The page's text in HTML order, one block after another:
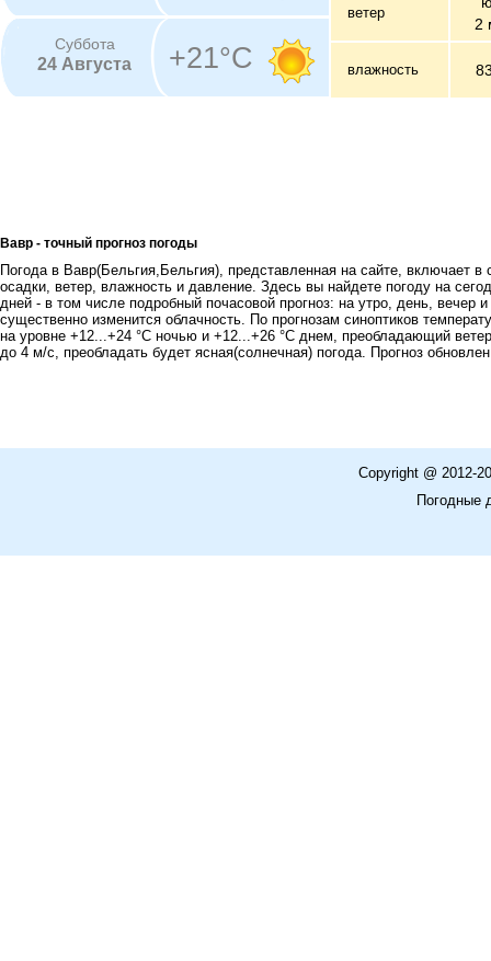
Суббота
24 Августа +21°C
ветер
2
влажность
Вавр - точный прогноз погоды
Погода в Вавр(Бельгия,Бельгия), представленная на сайте, включает в
осадки, ветер, влажность и давление. Здесь вы найдете погоду на
дней - в том числе подробный почасовой прогноз: на утро, день,
существенно изменится облачность. По прогнозам синоптиков
на уровне +12...+24 °C ночью и +12...+26 °C днем, преобладающий
до 4 м/с, преобладать будет ясная(солнечная) погода. Прогноз
Copyright @ 2012-
Погодные